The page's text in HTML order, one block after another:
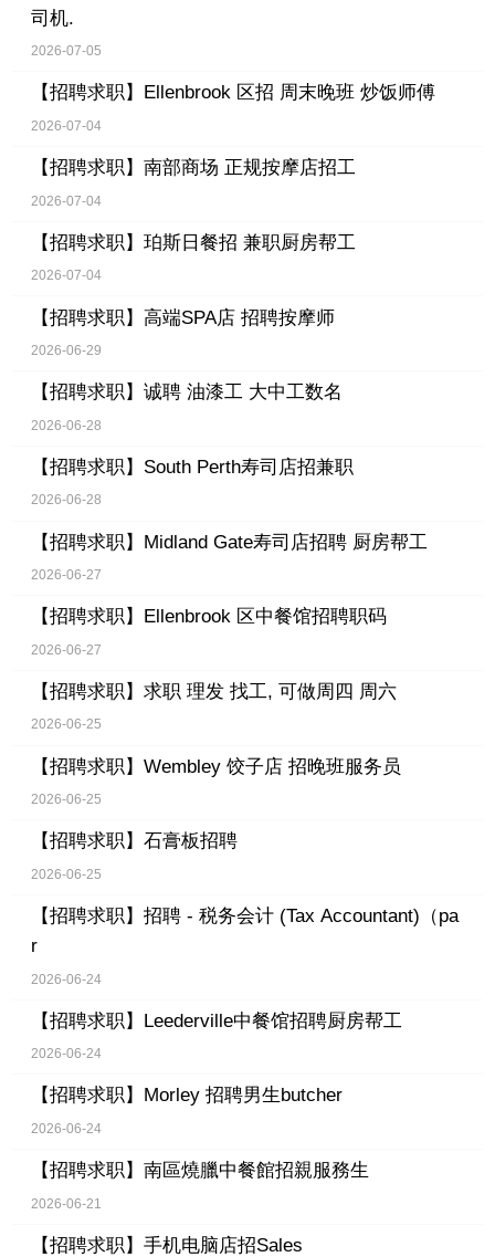
司机.
2026-07-05
【招聘求职】 Ellenbrook 区招 周末晚班 炒饭师傅
2026-07-04
【招聘求职】 南部商场 正规按摩店招工
2026-07-04
【招聘求职】 珀斯日餐招 兼职厨房帮工
2026-07-04
【招聘求职】 高端SPA店 招聘按摩师
2026-06-29
【招聘求职】 诚聘 油漆工 大中工数名
2026-06-28
【招聘求职】 South Perth寿司店招兼职
2026-06-28
【招聘求职】 Midland Gate寿司店招聘 厨房帮工
2026-06-27
【招聘求职】 Ellenbrook 区中餐馆招聘职码
2026-06-27
【招聘求职】 求职 理发 找工, 可做周四 周六
2026-06-25
【招聘求职】 Wembley 饺子店 招晚班服务员
2026-06-25
【招聘求职】 石膏板招聘
2026-06-25
【招聘求职】 招聘 - 税务会计 (Tax Accountant)（pa
r
2026-06-24
【招聘求职】 Leederville中餐馆招聘厨房帮工
2026-06-24
【招聘求职】 Morley 招聘男生butcher
2026-06-24
【招聘求职】 南區燒臘中餐館招親服務生
2026-06-21
【招聘求职】 手机电脑店招Sales